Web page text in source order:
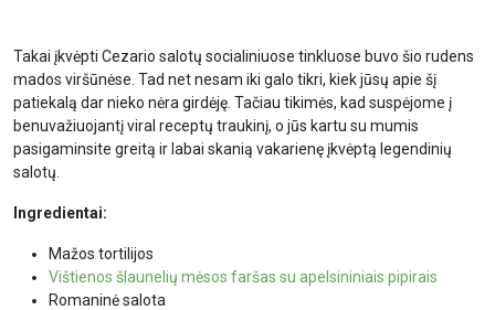
Takai įkvėpti Cezario salotų socialiniuose tinkluose buvo šio rudens
mados viršūnėse. Tad net nesam iki galo tikri, kiek jūsų apie šį
patiekalą dar nieko nėra girdėję. Tačiau tikimės, kad suspėjome į
benuvažiuojantį viral receptų traukinį, o jūs kartu su mumis
pasigaminsite greitą ir labai skanią vakarienę įkvėptą legendinių
salotų.
Ingredientai:
Mažos tortilijos
Vištienos šlaunelių mėsos faršas su apelsininiais pipirais
Romaninė salota